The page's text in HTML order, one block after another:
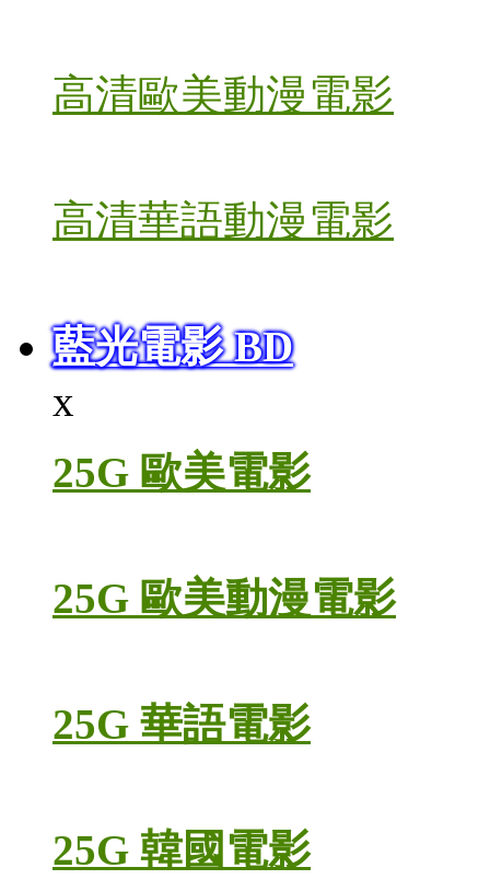
高清歐美動漫電影
高清華語動漫電影
藍光電影 BD
x
25G 歐美電影
25G 歐美動漫電影
25G 華語電影
25G 韓國電影